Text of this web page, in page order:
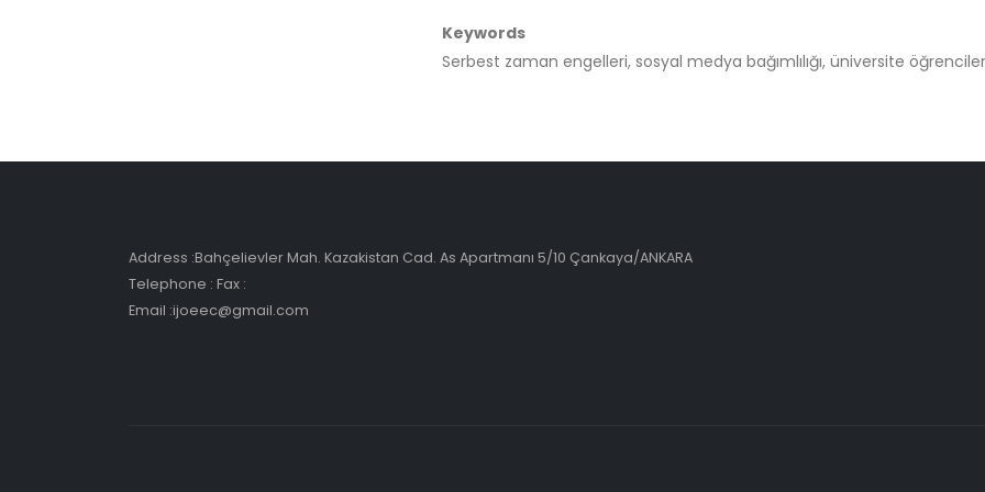
Keywords
Serbest zaman engelleri, sosyal medya bağımlılığı, üniversite
Address :Bahçelievler Mah. Kazakistan Cad. As Apartmanı 5/10 Çankaya/ANKARA
Telephone : Fax :
Email :ijoeec@gmail.com